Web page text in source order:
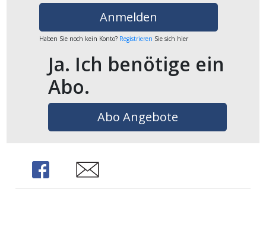
Anmelden
Haben Sie noch kein Konto? Registrieren Sie sich hier
Ja. Ich benötige ein
Abo.
Abo Angebote
Share Share